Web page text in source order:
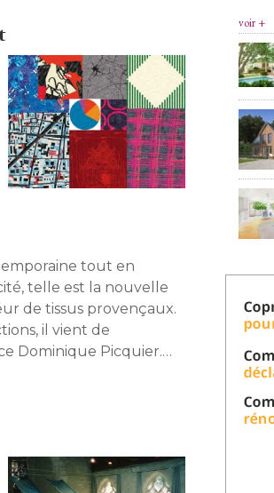
tout en
telle est la nouvelle
de tissus provençaux.
il vient de
Dominique Picquier.
voir +